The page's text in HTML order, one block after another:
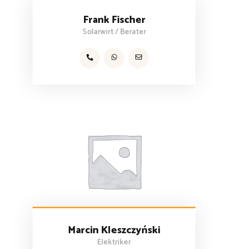
Frank Fischer
Solarwirt / Berater
Marcin Kleszczyński
Elektriker